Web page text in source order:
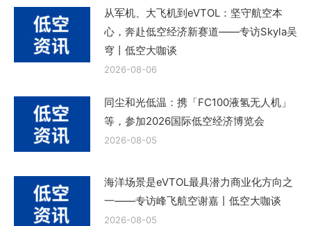
从军机、大飞机到eVTOL：坚守航空本
心，奔赴低空经济新赛道——专访Skyla吴
穹丨低空大咖谈
2026-08-06
同尘和光低温：携「FC100液氢无人机」
等，参加2026国际低空经济博览会
2026-08-05
海洋场景是eVTOL最具潜力商业化方向之
一——专访峰飞航空谢嘉丨低空大咖谈
2026-08-05